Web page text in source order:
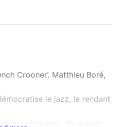
Crooner’. Matthieu Boré,
le jazz, le rendant
en demeurant de grande